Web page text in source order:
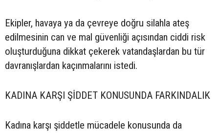
Ekipler, havaya ya da çevreye doğru silahla ateş
edilmesinin can ve mal güvenliği açısından ciddi risk
oluşturduğuna dikkat çekerek vatandaşlardan bu tür
davranışlardan kaçınmalarını istedi.
KADINA KARŞI ŞİDDET KONUSUNDA FARKINDALIK
Kadına karşı şiddetle mücadele konusunda da